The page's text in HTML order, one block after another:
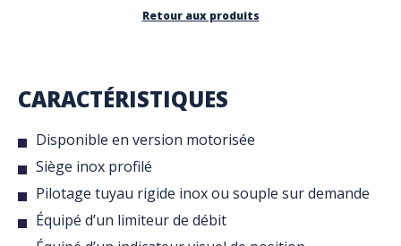
Retour aux produits
CARACTÉRISTIQUES
Disponible en version motorisée
Siège inox profilé
Pilotage tuyau rigide inox ou souple sur demande
Équipé d’un limiteur de débit